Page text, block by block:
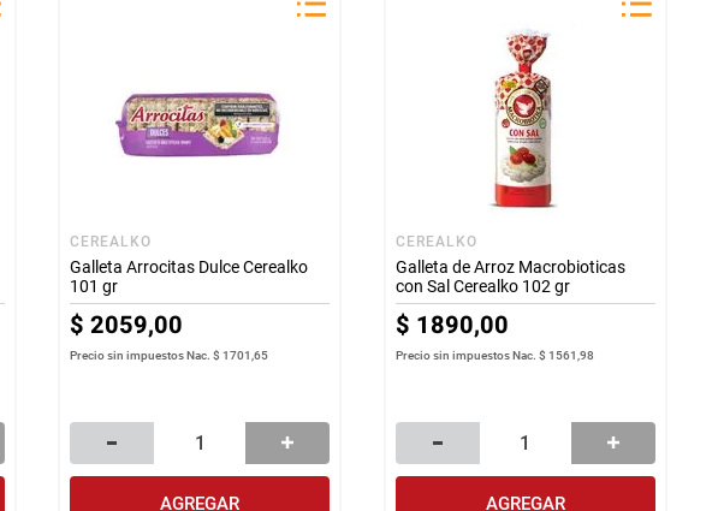
CEREALKO
Galleta Arrocitas Dulce Cerealko
101 gr
$ 2059,00
Precio sin impuestos Nac.$ 1701,65
AGREGAR
CEREALKO
Galleta de Arroz Macrobioticas
con Sal Cerealko 102 gr
$ 1890,00
Precio sin impuestos Nac. $ 1561,98
AGREGAR